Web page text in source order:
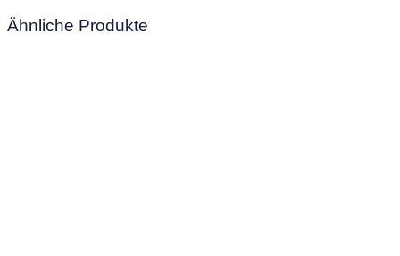
Ähnliche Produkte